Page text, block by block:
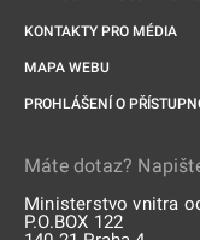
KONTAKTY PRO MÉDIA
MAPA WEBU
PROHLÁŠENÍ O
Máte dotaz?
Ministerstvo vnitra
P.O.BOX 122